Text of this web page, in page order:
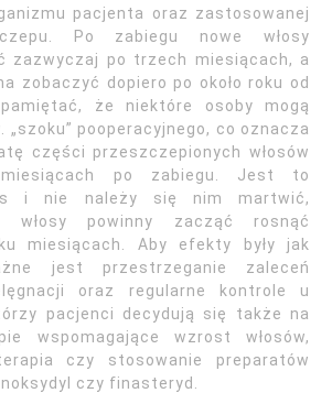
pacjenta oraz zastosowanej
Po zabiegu nowe włosy
zazwyczaj po trzech miesiącach, a
zobaczyć dopiero po około roku od
że niektóre osoby mogą
„szoku” pooperacyjnego, co oznacza
części przeszczepionych włosów
po zabiegu. Jest to
i nie należy się nim martwić,
włosy powinny zacząć rosnąć
miesiącach. Aby efekty były jak
jest przestrzeganie zaleceń
oraz regularne kontrole u
pacjenci decydują się także na
wspomagające wzrost włosów,
czy stosowanie preparatów
czy finasteryd.